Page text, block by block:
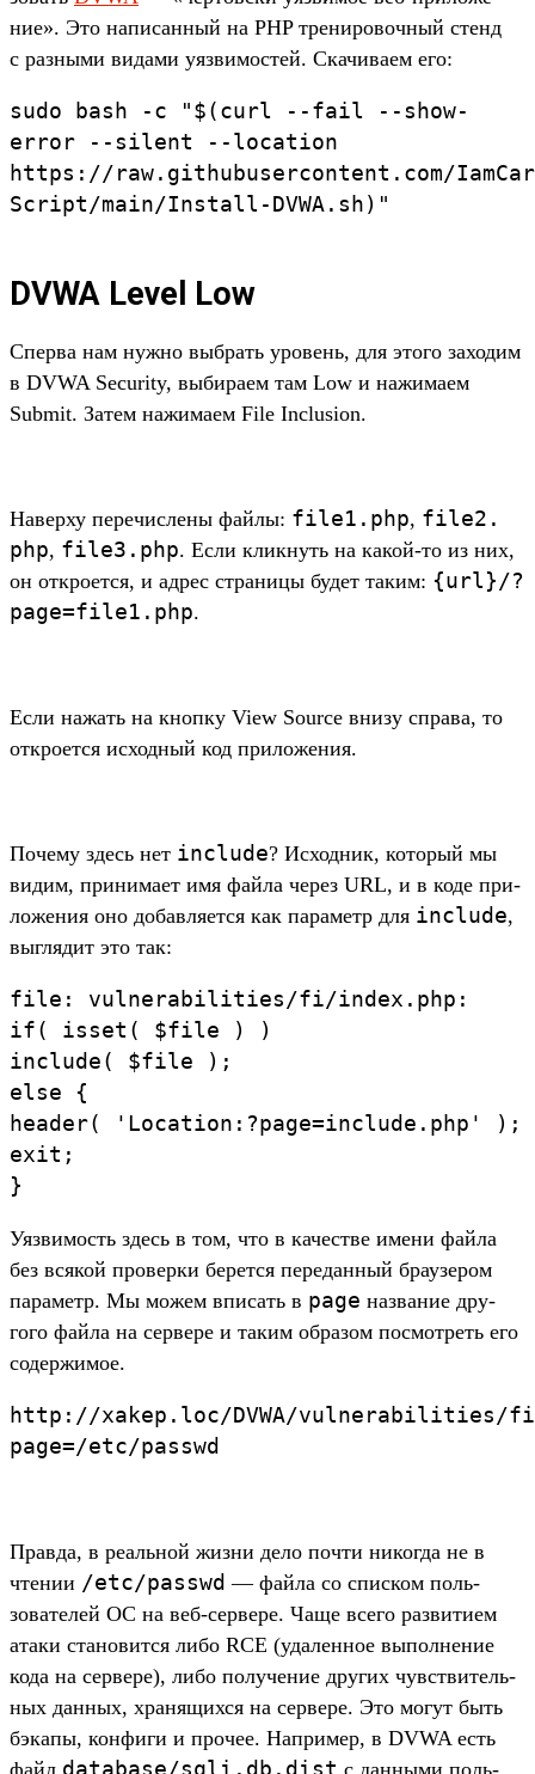
ние». Это написан­ный на PHP тре­ниро­воч­ный стенд
с раз­ными видами уяз­вимос­тей. Ска­чива­ем его:
sudo bash -c "$(curl --fail
--show-
error
--silent
--location
https://raw. githubusercontent. com/
Script/main/Install-DVWA. sh) "
DVWA Level Low
Спер­ва нам нуж­но выб­рать уро­вень, для это­го заходим
в DVWA Security, выбира­ем там Low и нажима­ем
Submit. Затем нажима­ем File Inclusion.
На­вер­ху перечис­лены фай­лы: file1. php, file2.
php, file3. php. Если клик­нуть на какой‑то из них,
он откро­ется, и адрес стра­ницы будет таким: {url}/?
page=file1. php.
Ес­ли нажать на кноп­ку View Source вни­зу спра­ва, то
откро­ется исходный код при­ложе­ния.
По­чему здесь нет include? Исходник, который мы
видим, при­нима­ет имя фай­ла через URL, и в коде при­
ложе­ния оно добав­ляет­ся как параметр для include,
выг­лядит это так:
file : vulnerabilities/fi/index . php :
if( isset ( $file )
)
include( $file ) ;
else
{
header( 'Location: ?page=include. php' ) ;
exit ;
}
Уяз­вимость здесь в том, что в качес­тве име­ни фай­ла
без вся­кой про­вер­ки берет­ся передан­ный бра­узе­ром
параметр. Мы можем впи­сать в page наз­вание дру­
гого фай­ла на сер­вере и таким обра­зом пос­мотреть его
содер­жимое.
http://xakep. loc/DVWA/vulnerabilities/
page=/etc/passwd
Прав­да, в реаль­ной жиз­ни дело поч­ти никог­да не в
чте­нии /etc/passwd — фай­ла со спис­ком поль­
зовате­лей ОС на веб‑сер­вере. Чаще все­го раз­вити­ем
ата­ки ста­новит­ся либо RCE (уда­лен­ное выпол­нение
кода на сер­вере), либо получе­ние дру­гих чувс­тви­тель­
ных дан­ных, хра­нящих­ся на сер­вере. Это могут быть
бэкапы, кон­фиги и про­чее. Нап­ример, в DVWA есть
файл database/sqli. db. dist с дан­ными поль­